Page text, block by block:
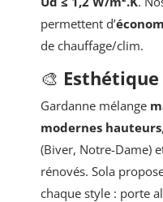
permettent d’
de chauffage/clim.
🎨
Gardanne mélange
modernes hauteurs,
(Biver, Notre-Dame)
rénovés. Sola
chaque style : porte